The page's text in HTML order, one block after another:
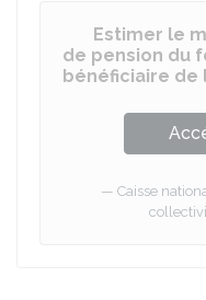
Estimer le
de pension du
bénéficiaire de
Caisse